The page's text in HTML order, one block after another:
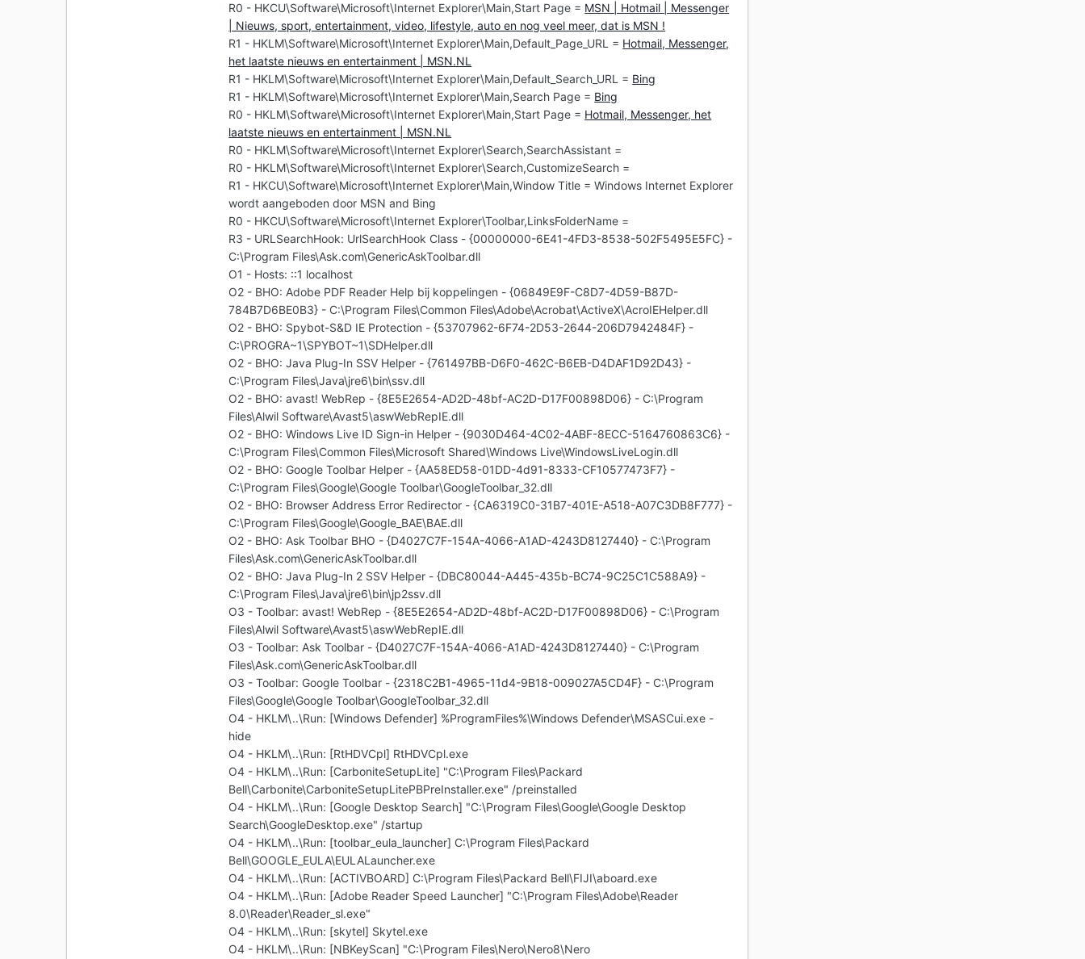
R0 - HKCU\Software\Microsoft\Internet Explorer\Main,Start Page = MSN | Hotmail | Messenger
| Nieuws, sport, entertainment, video, lifestyle, auto en nog veel meer, dat is MSN !
R1 - HKLM\Software\Microsoft\Internet Explorer\Main,Default_Page_URL = Hotmail, Messenger,
het laatste nieuws en entertainment | MSN.NL
R1 - HKLM\Software\Microsoft\Internet Explorer\Main,Default_Search_URL = Bing
R1 - HKLM\Software\Microsoft\Internet Explorer\Main,Search Page = Bing
R0 - HKLM\Software\Microsoft\Internet Explorer\Main,Start Page = Hotmail, Messenger, het
laatste nieuws en entertainment | MSN.NL
R0 - HKLM\Software\Microsoft\Internet Explorer\Search,SearchAssistant =
R0 - HKLM\Software\Microsoft\Internet Explorer\Search,CustomizeSearch =
R1 - HKCU\Software\Microsoft\Internet Explorer\Main,Window Title = Windows Internet Explorer
wordt aangeboden door MSN and Bing
R0 - HKCU\Software\Microsoft\Internet Explorer\Toolbar,LinksFolderName =
R3 - URLSearchHook: UrlSearchHook Class - {00000000-6E41-4FD3-8538-502F5495E5FC} -
C:\Program Files\Ask.com\GenericAskToolbar.dll
O1 - Hosts: ::1 localhost
O2 - BHO: Adobe PDF Reader Help bij koppelingen - {06849E9F-C8D7-4D59-B87D-
784B7D6BE0B3} - C:\Program Files\Common Files\Adobe\Acrobat\ActiveX\AcroIEHelper.dll
O2 - BHO: Spybot-S&D IE Protection - {53707962-6F74-2D53-2644-206D7942484F} -
C:\PROGRA~1\SPYBOT~1\SDHelper.dll
O2 - BHO: Java Plug-In SSV Helper - {761497BB-D6F0-462C-B6EB-D4DAF1D92D43} -
C:\Program Files\Java\jre6\bin\ssv.dll
O2 - BHO: avast! WebRep - {8E5E2654-AD2D-48bf-AC2D-D17F00898D06} - C:\Program
Files\Alwil Software\Avast5\aswWebRepIE.dll
O2 - BHO: Windows Live ID Sign-in Helper - {9030D464-4C02-4ABF-8ECC-5164760863C6} -
C:\Program Files\Common Files\Microsoft Shared\Windows Live\WindowsLiveLogin.dll
O2 - BHO: Google Toolbar Helper - {AA58ED58-01DD-4d91-8333-CF10577473F7} -
C:\Program Files\Google\Google Toolbar\GoogleToolbar_32.dll
O2 - BHO: Browser Address Error Redirector - {CA6319C0-31B7-401E-A518-A07C3DB8F777} -
C:\Program Files\Google\Google_BAE\BAE.dll
O2 - BHO: Ask Toolbar BHO - {D4027C7F-154A-4066-A1AD-4243D8127440} - C:\Program
Files\Ask.com\GenericAskToolbar.dll
O2 - BHO: Java Plug-In 2 SSV Helper - {DBC80044-A445-435b-BC74-9C25C1C588A9} -
C:\Program Files\Java\jre6\bin\jp2ssv.dll
O3 - Toolbar: avast! WebRep - {8E5E2654-AD2D-48bf-AC2D-D17F00898D06} - C:\Program
Files\Alwil Software\Avast5\aswWebRepIE.dll
O3 - Toolbar: Ask Toolbar - {D4027C7F-154A-4066-A1AD-4243D8127440} - C:\Program
Files\Ask.com\GenericAskToolbar.dll
O3 - Toolbar: Google Toolbar - {2318C2B1-4965-11d4-9B18-009027A5CD4F} - C:\Program
Files\Google\Google Toolbar\GoogleToolbar_32.dll
O4 - HKLM\..\Run: [Windows Defender] %ProgramFiles%\Windows Defender\MSASCui.exe -
hide
O4 - HKLM\..\Run: [RtHDVCpl] RtHDVCpl.exe
O4 - HKLM\..\Run: [CarboniteSetupLite] "C:\Program Files\Packard
Bell\Carbonite\CarboniteSetupLitePBPreInstaller.exe" /preinstalled
O4 - HKLM\..\Run: [Google Desktop Search] "C:\Program Files\Google\Google Desktop
Search\GoogleDesktop.exe" /startup
O4 - HKLM\..\Run: [toolbar_eula_launcher] C:\Program Files\Packard
Bell\GOOGLE_EULA\EULALauncher.exe
O4 - HKLM\..\Run: [ACTIVBOARD] C:\Program Files\Packard Bell\FIJI\aboard.exe
O4 - HKLM\..\Run: [Adobe Reader Speed Launcher] "C:\Program Files\Adobe\Reader
8.0\Reader\Reader_sl.exe"
O4 - HKLM\..\Run: [skytel] Skytel.exe
O4 - HKLM\..\Run: [NBKeyScan] "C:\Program Files\Nero\Nero8\Nero